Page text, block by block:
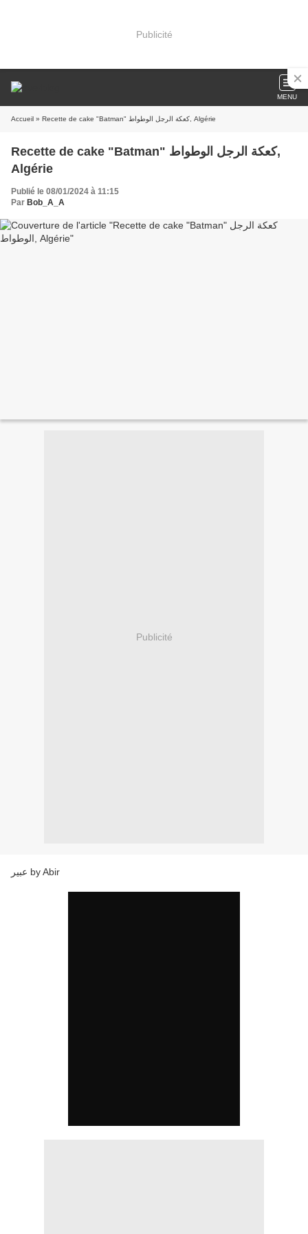
Publicité
MENU
Accueil » Recette de cake "Batman" كعكة الرجل الوطواط, Algérie
Recette de cake "Batman" كعكة الرجل الوطواط,
Algérie
Publié le 08/01/2024 à 11:15
Par Bob_A_A
Publicité
عبير by Abir